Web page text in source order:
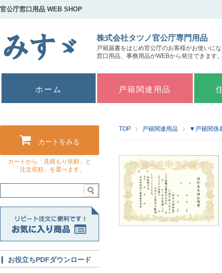
官公庁窓口用品 WEB SHOP
株式会社タツノ官公庁専門用品
戸籍届書をはじめ官公庁のお客様がお使いに
窓口用品、事務用品がWEBから発注できます
ホーム 戸籍関連用品
TOP 戸籍関連用品 ▼戸籍関係
カートをみる
カートから「見積もり依頼」と
「注文依頼」を選べます。
リピート注文に便利です！お気に入り商
お役立ちPDFダウンロード